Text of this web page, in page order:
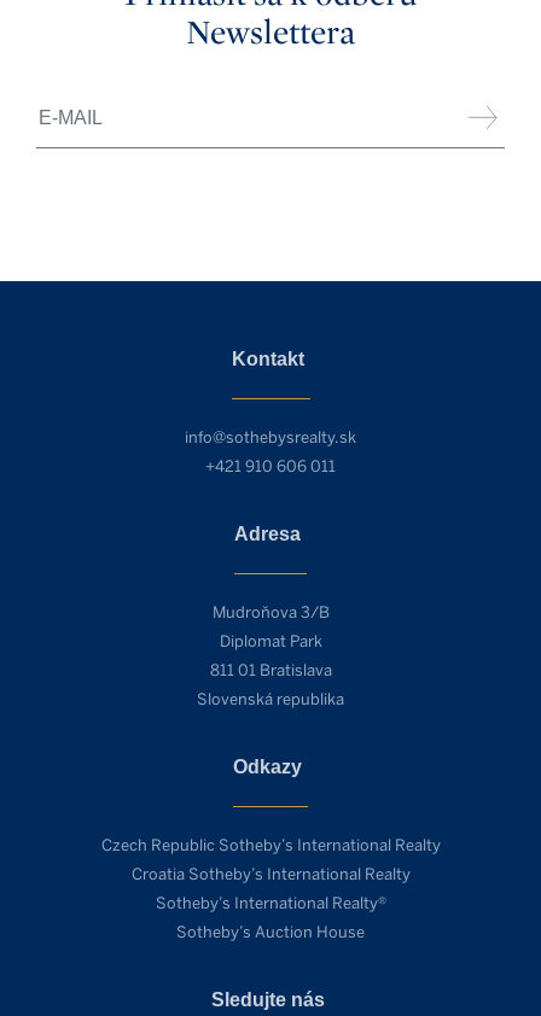
Newslettera
Kontakt
info@sothebysrealty.sk
+421 910 606 011
Adresa
Mudroňova 3/B
Diplomat Park
811 01 Bratislava
Slovenská republika
Odkazy
Czech Republic Sotheby’s International Realty
Croatia Sotheby’s International Realty
Sotheby’s International Realty®
Sotheby’s Auction House
Sledujte nás